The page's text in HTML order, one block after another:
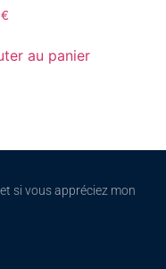
€
au panier
si vous appréciez mon